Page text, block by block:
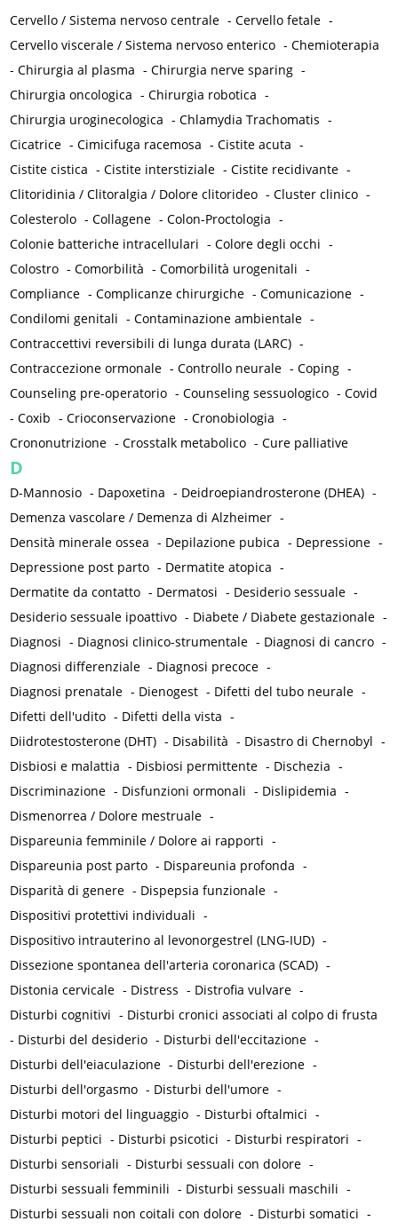
Cervello / Sistema nervoso centrale -Cervello fetale -
Cervello viscerale / Sistema nervoso enterico -Chemioterapia
-Chirurgia al plasma -Chirurgia nerve sparing -
Chirurgia oncologica -Chirurgia robotica -
Chirurgia uroginecologica -Chlamydia Trachomatis -
Cicatrice -Cimicifuga racemosa -Cistite acuta -
Cistite cistica -Cistite interstiziale -Cistite recidivante -
Clitoridinia / Clitoralgia / Dolore clitorideo -Cluster clinico -
Colesterolo -Collagene -Colon-Proctologia -
Colonie batteriche intracellulari -Colore degli occhi -
Colostro -Comorbilità -Comorbilità urogenitali -
Compliance -Complicanze chirurgiche -Comunicazione -
Condilomi genitali -Contaminazione ambientale -
Contraccettivi reversibili di lunga durata (LARC) -
Contraccezione ormonale -Controllo neurale -Coping -
Counseling pre-operatorio -Counseling sessuologico -Covid
-Coxib -Crioconservazione -Cronobiologia -
Crononutrizione -Crosstalk metabolico -Cure palliative
D
D-Mannosio - Dapoxetina - Deidroepiandrosterone (DHEA) -
Demenza vascolare / Demenza di Alzheimer -
Densità minerale ossea - Depilazione pubica - Depressione -
Depressione post parto - Dermatite atopica -
Dermatite da contatto - Dermatosi - Desiderio sessuale -
Desiderio sessuale ipoattivo - Diabete / Diabete gestazionale -
Diagnosi - Diagnosi clinico-strumentale - Diagnosi di cancro -
Diagnosi differenziale - Diagnosi precoce -
Diagnosi prenatale - Dienogest - Difetti del tubo neurale -
Difetti dell'udito - Difetti della vista -
Diidrotestosterone (DHT) - Disabilità - Disastro di Chernobyl -
Disbiosi e malattia - Disbiosi permittente - Dischezia -
Discriminazione - Disfunzioni ormonali - Dislipidemia -
Dismenorrea / Dolore mestruale -
Dispareunia femminile / Dolore ai rapporti -
Dispareunia post parto - Dispareunia profonda -
Disparità di genere - Dispepsia funzionale -
Dispositivi protettivi individuali -
Dispositivo intrauterino al levonorgestrel (LNG-IUD) -
Dissezione spontanea dell'arteria coronarica (SCAD) -
Distonia cervicale - Distress - Distrofia vulvare -
Disturbi cognitivi - Disturbi cronici associati al colpo di frusta
- Disturbi del desiderio - Disturbi dell'eccitazione -
Disturbi dell'eiaculazione - Disturbi dell'erezione -
Disturbi dell'orgasmo - Disturbi dell'umore -
Disturbi motori del linguaggio - Disturbi oftalmici -
Disturbi peptici - Disturbi psicotici - Disturbi respiratori -
Disturbi sensoriali - Disturbi sessuali con dolore -
Disturbi sessuali femminili - Disturbi sessuali maschili -
Disturbi sessuali non coitali con dolore - Disturbi somatici -